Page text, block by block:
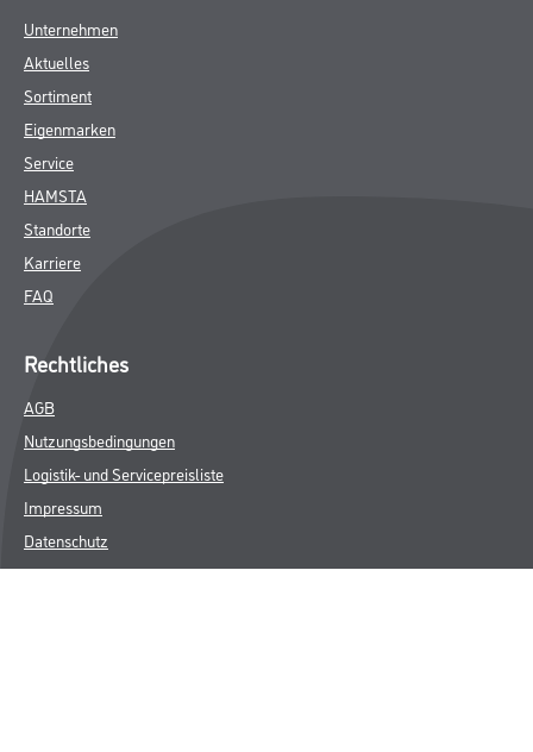
Unternehmen
Aktuelles
Sortiment
Eigenmarken
Service
HAMSTA
Standorte
Karriere
FAQ
Rechtliches
AGB
Nutzungsbedingungen
Logistik- und Servicepreisliste
Impressum
Datenschutz
Integrität